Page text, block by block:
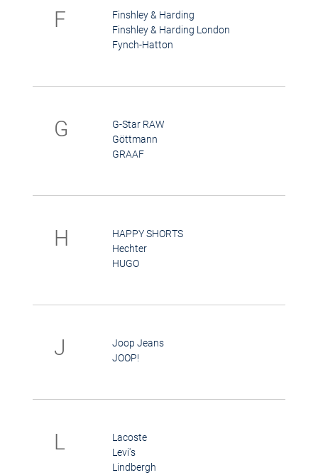
F
Finshley & Harding
Finshley & Harding London
Fynch-Hatton
G
G-Star RAW
Göttmann
GRAAF
H
HAPPY SHORTS
Hechter
HUGO
J
Joop Jeans
JOOP!
L
Lacoste
Levi's
Lindbergh